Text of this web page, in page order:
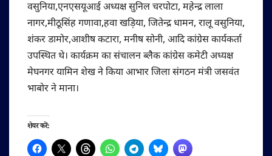
वसुनिया,एनएसयूआई अध्यक्ष सुनिल चरपोटा, महेन्द्र लाला
नागर,मीठूसिंह गणावा,हवा खड़िया, जितेन्द्र धामन, रालू वसुनिया,
शंकर डामोर,आशीष कटारा, मनीष सोनी, आदि कांग्रेस कार्यकर्ता
उपस्थित थे। कार्यक्रम का संचालन ब्लैक कांग्रेस कमेटी अध्यक्ष
मेघनगर यामिन शेख ने किया आभार जिला संगठन मंत्री जसवंत
भाबोर ने माना।
शेयर करें: